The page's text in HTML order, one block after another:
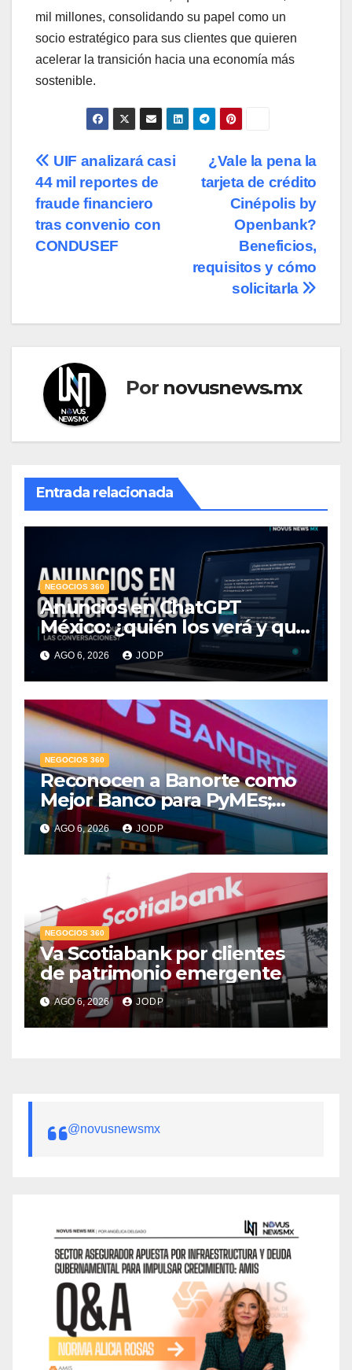
mil millones, consolidando su papel como un
socio estratégico para sus clientes que quieren
acelerar la transición hacia una economía más
sostenible.
Navegación
de
entradas
¿Vale la pena la
tarjeta de crédito
Cinépolis by
Openbank?
Beneficios,
requisitos y cómo
solicitarla
UIF analizará casi
44 mil reportes de
fraude financiero
tras convenio con
CONDUSEF
Por novusnews.mx
Entrada relacionada
NEGOCIOS 360
Anuncios en ChatGPT
México: ¿quién los verá y qué
pasará con las
conversaciones?
AGO 6, 2026 JODP
NEGOCIOS 360
Reconocen a Banorte como
Mejor Banco para PyMEs;
supera 14% del mercado
crediticio
AGO 6, 2026 JODP
NEGOCIOS 360
Va Scotiabank por clientes
de patrimonio emergente
AGO 6, 2026 JODP
@novusnewsmx